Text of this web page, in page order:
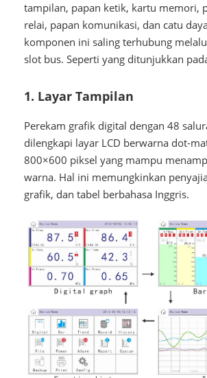
tampilan, papan ketik, kartu memori,
relai, papan komunikasi, dan catu
komponen ini saling terhubung
slot bus. Seperti yang ditunjukkan
1. Layar Tampilan
Perekam grafik digital dengan 48
dilengkapi layar LCD berwarna dot-
800×600 piksel yang mampu
warna. Hal ini memungkinkan
grafik, dan tabel berbahasa Inggris.